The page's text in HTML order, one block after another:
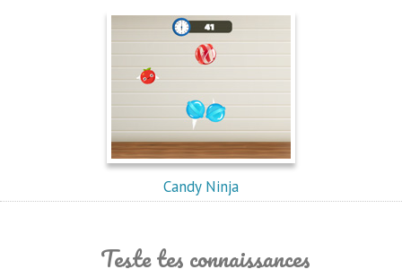
Candy Ninja
Teste tes connaissances